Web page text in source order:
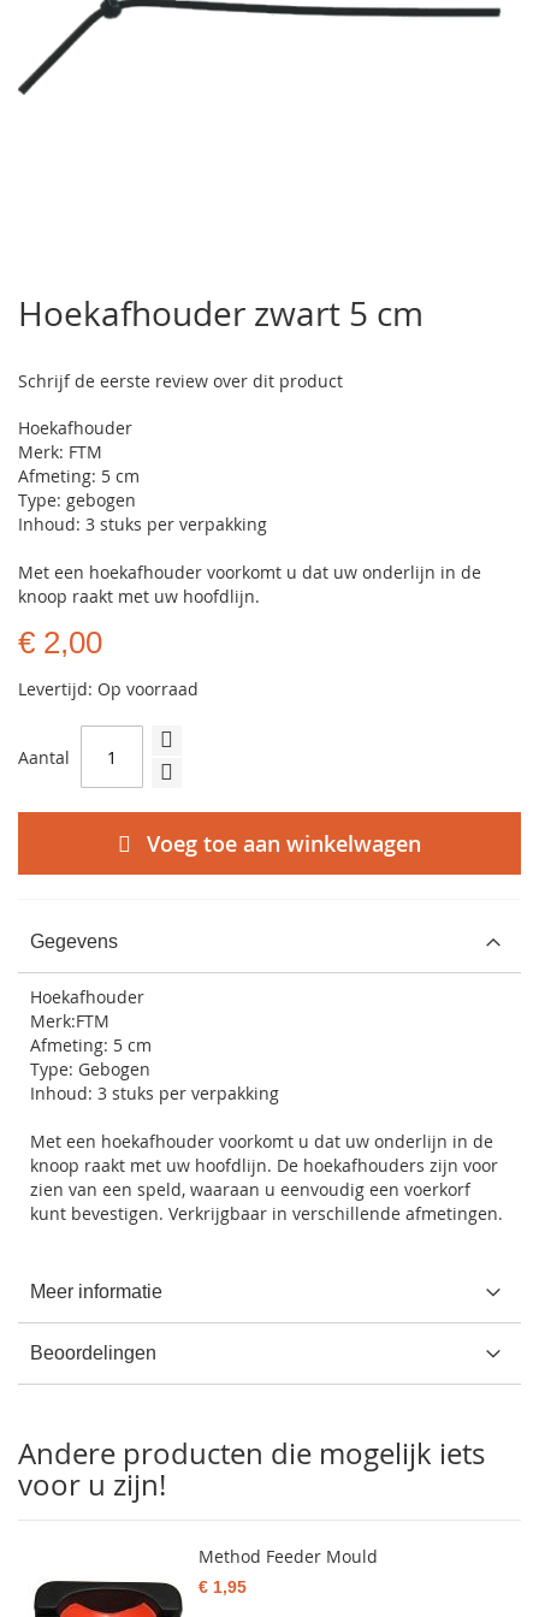
het
begin
de
gallerij
Hoekafhouder zwart 5 cm
Schrijf de eerste review over dit product
Hoekafhouder
Merk: FTM
Afmeting: 5 cm
Type: gebogen
Inhoud: 3 stuks per verpakking
Met een hoekafhouder voorkomt u dat uw onderlijn in de
knoop raakt met uw hoofdlijn.
€ 2,00
Levertijd: Op voorraad
Aantal
Voeg toe aan winkelwagen
Gegevens
Hoekafhouder
Merk:FTM
Afmeting: 5 cm
Type: Gebogen
Inhoud: 3 stuks per verpakking
Met een hoekafhouder voorkomt u dat uw onderlijn in de
knoop raakt met uw hoofdlijn. De hoekafhouders zijn voor
zien van een speld, waaraan u eenvoudig een voerkorf
kunt bevestigen. Verkrijgbaar in verschillende afmetingen.
Meer informatie
Beoordelingen
Andere producten die mogelijk iets
voor u zijn!
Method Feeder Mould
€ 1,95